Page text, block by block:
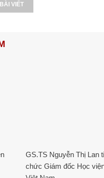
VIẾT
GS.TS Nguyễn Thị Lan
chức Giám đốc Học